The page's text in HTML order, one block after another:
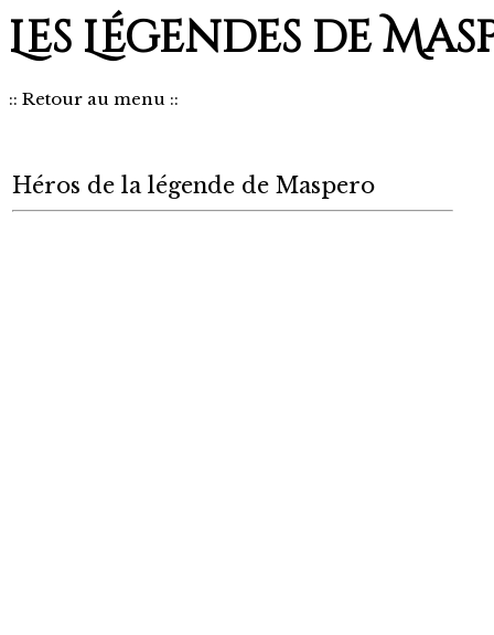
Les Légendes de
:: Retour au menu ::
Héros de la légende de Maspero